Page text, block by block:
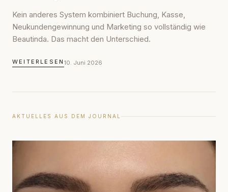
Kein anderes System kombiniert Buchung, Kasse,
Neukundengewinnung und Marketing so vollständig wie
Beautinda. Das macht den Unterschied.
WEITERLESEN10. Juni 2026
AKTUELLES AUS DEM JOURNAL